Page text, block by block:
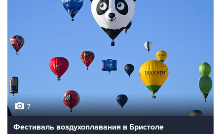
7
Фестиваль воздухоплавания в Бристоле